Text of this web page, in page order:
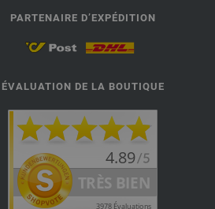
PARTENAIRE D’EXPÉDITION
ÉVALUATION DE LA BOUTIQUE